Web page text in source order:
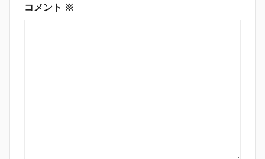
コメント ※